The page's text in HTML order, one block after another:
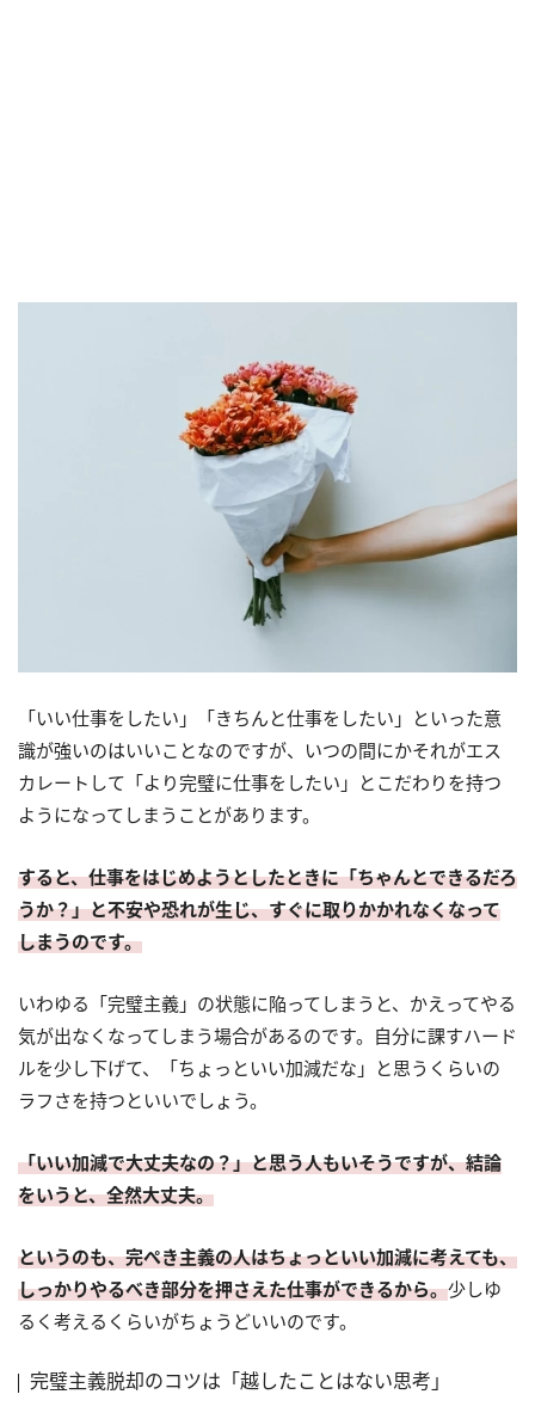
「いい仕事をしたい」「きちんと仕事をしたい」といった意
識が強いのはいいことなのですが、いつの間にかそれがエス
カレートして「より完璧に仕事をしたい」とこだわりを持つ
ようになってしまうことがあります。
すると、仕事をはじめようとしたときに「ちゃんとできるだろ
うか？」と不安や恐れが生じ、すぐに取りかかれなくなって
しまうのです。
いわゆる「完璧主義」の状態に陥ってしまうと、かえってやる
気が出なくなってしまう場合があるのです。自分に課すハード
ルを少し下げて、「ちょっといい加減だな」と思うくらいの
ラフさを持つといいでしょう。
「いい加減で大丈夫なの？」と思う人もいそうですが、結論
をいうと、全然大丈夫。
というのも、完ぺき主義の人はちょっといい加減に考えても、
しっかりやるべき部分を押さえた仕事ができるから。少しゆ
るく考えるくらいがちょうどいいのです。
完璧主義脱却のコツは「越したことはない思考」